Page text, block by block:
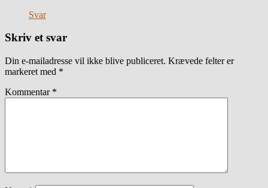
Svar
Skriv et svar
Din e-mailadresse vil ikke blive publiceret. Krævede felter er
markeret med *
Kommentar *